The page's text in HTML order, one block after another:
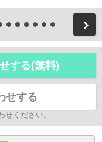
する(無料)
せする
ください。